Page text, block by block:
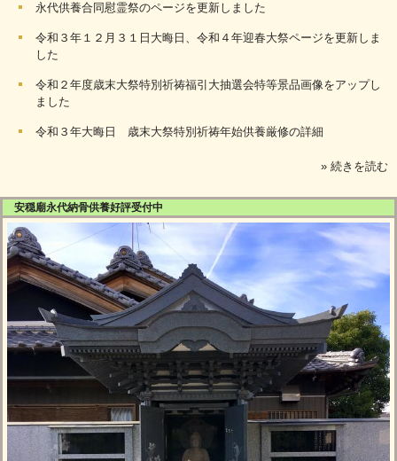
永代供養合同慰霊祭のページを更新しました
令和３年１２月３１日大晦日、令和４年迎春大祭ページを更新しま
した
令和２年度歳末大祭特別祈祷福引大抽選会特等景品画像をアップし
ました
令和３年大晦日 歳末大祭特別祈祷年始供養厳修の詳細
» 続きを読む
安穏廟永代納骨供養好評受付中